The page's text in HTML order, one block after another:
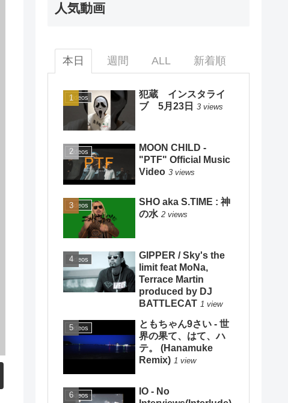
人気動画
本日 週間 ALL 新着順
Videos
犯蔵 インスタライ
ブ 5月23日 3 views
Videos
MOON CHILD -
"PTF" Official Music
Video 3 views
Videos
SHO aka S.TIME : 神
の水 2 views
Videos
GIPPER / Sky's the
limit feat MoNa,
Terrace Martin
produced by DJ
BATTLECAT 1 view
Videos
ともちゃん9さい - 世
界の果て、はて、ハ
テ。 (Hanamuke
Remix) 1 view
Videos
IO - No